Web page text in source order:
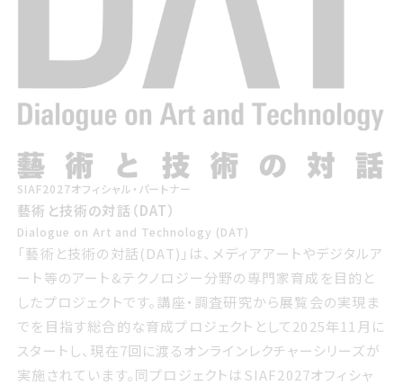
SIAF2027オフィシャル・パートナー
藝術と技術の対話（DAT）
Dialogue on Art and Technology (DAT)
「藝術と技術の対話(DAT)」は、メディアアートやデジタルア
ート等のアート&テクノロジー分野の専門家育成を目的と
したプロジェクトです。講座・調査研究から展覧会の実現ま
でを目指す総合的な育成プロジェクトとして2025年11月に
スタートし、現在7回に渡るオンラインレクチャーシリーズが
実施されています。同プロジェクトはSIAF2027オフィシャ